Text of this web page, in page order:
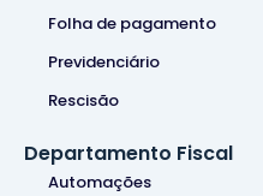
Folha de pagamento
Previdenciário
Rescisão
Departamento Fiscal
Automações